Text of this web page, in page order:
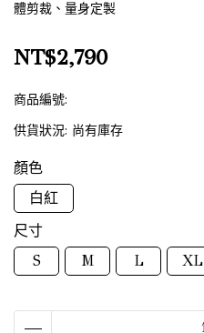
體剪裁、量身定製
NT$2,790
商品編號:
供貨狀況: 尚有庫存
顏色
白紅
尺寸
S
M L XL